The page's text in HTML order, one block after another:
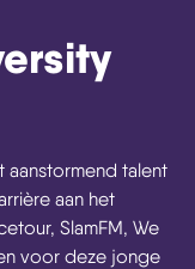
aanstormend talent
aan het
SlamFM, We
voor deze jonge